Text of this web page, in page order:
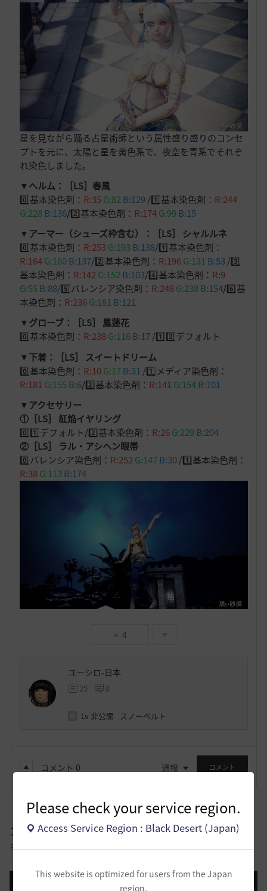
Please check your service region.
Access Service Region : Black Desert (Japan)
This website is optimized for users from the Japan
region.
星を見ながら踊る占星術師という属性盛り盛りのコンセ
プトを元に、太陽と星を黄色系で、夜空を青系でそれぞ
れ染色しました。
▼ヘルム：［LS］春風
0️⃣基本染色剤： R:35 G:82B:129/1️⃣基本染色剤： R:244
G:228B:136/2️⃣基本染色剤： R:174G:99 B:15
▼アーマー（シューズ枠含む）：［LS］ シャルルネ
0️⃣基本染色剤： R:253 G:193B:138/1️⃣基本染色剤：
R:164 G:160 B:137/2️⃣基本染色剤： R:196G:131 B:53/3️⃣
基本染色剤： R:142 G:152B:103/4️⃣基本染色剤： R:9
G:55 B:88/5️⃣バレンシア染色剤： R:248G:238 B:154/6️⃣基
本染色剤 ： R:236G:181 B:121
▼グローブ：［LS］ 鳳蓮花
0️⃣基本染色剤： R:238 G:116B:17/1️⃣2️⃣デフォルト
▼下着：［LS］ スイートドリーム
0️⃣基本染色剤： R:10 G:17B:31 /1️⃣メディア染色剤：
R:181 G:155B:6/2️⃣基本染色剤： R:141 G:154 B:101
▼アクセサリー
①［LS］ 紅焔イヤリング
0️⃣1️⃣デフォルト/2️⃣基本染色剤： R:26G:229 B:204
②［LS］ ラル・アシヘン眼帯
0️⃣バレンシア染色剤： R:252 G:147B:30/1️⃣基本染色剤：
R:38G:113B:174
4
ユーシロ-日本
25 0
Lv 非公開 スノーベルト
コメント 0 通報 コメント
スクリーンショット／映像
冒険に出て記録したスクリーンショットと映像を自慢できる掲示板です。
投稿する